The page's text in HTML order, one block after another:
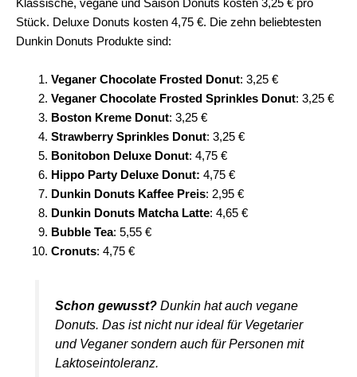
Klassische, vegane und Saison Donuts kosten 3,25 € pro
Stück. Deluxe Donuts kosten 4,75 €. Die zehn beliebtesten
Dunkin Donuts Produkte sind:
Veganer Chocolate Frosted Donut: 3,25 €
Veganer Chocolate Frosted Sprinkles Donut: 3,25 €
Boston Kreme Donut: 3,25 €
Strawberry Sprinkles Donut: 3,25 €
Bonitobon Deluxe Donut: 4,75 €
Hippo Party Deluxe Donut: 4,75 €
Dunkin Donuts Kaffee Preis: 2,95 €
Dunkin Donuts Matcha Latte: 4,65 €
Bubble Tea: 5,55 €
Cronuts: 4,75 €
Schon gewusst? Dunkin hat auch vegane
Donuts. Das ist nicht nur ideal für Vegetarier
und Veganer sondern auch für Personen mit
Laktoseintoleranz.